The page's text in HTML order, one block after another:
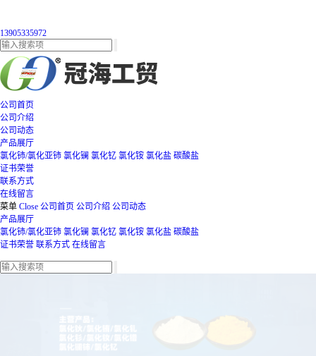
13905335972
公司首页
公司介绍
公司动态
产品展厅
氯化铈/氯化亚铈 氯化镧 氯化钇 氯化铵 氯化盐 碳酸盐
证书荣誉
联系方式
在线留言
菜单 Close 公司首页 公司介绍 公司动态
产品展厅
氯化铈/氯化亚铈 氯化镧 氯化钇 氯化铵 氯化盐 碳酸盐
证书荣誉 联系方式 在线留言